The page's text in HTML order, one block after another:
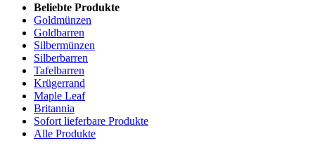
Beliebte Produkte
Goldmünzen
Goldbarren
Silbermünzen
Silberbarren
Tafelbarren
Krügerrand
Maple Leaf
Britannia
Sofort lieferbare Produkte
Alle Produkte